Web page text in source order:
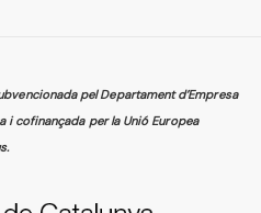
pel Departament d’Empresa
i cofinançada per la Unió Europea